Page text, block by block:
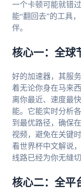
一个卡顿可能就错
能“翻回去”的工具
伴。
核心一：全球
好的加速器，其服
着无论你身在马来
离你最近、速度最
能。它能实时分析
到最优路径，确保
视频，避免在关键
看世界杯中文解说
线路已经为你无缝
核心二：全平